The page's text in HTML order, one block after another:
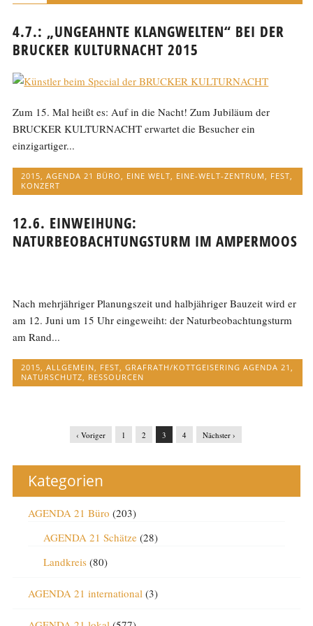
4.7.: „UNGEAHNTE KLANGWELTEN“ BEI DER
BRUCKER KULTURNACHT 2015
Zum 15. Mal heißt es: Auf in die Nacht! Zum Jubiläum der
BRUCKER KULTURNACHT erwartet die Besucher ein
einzigartiger...
2015,AGENDA 21 BÜRO, EINE WELT, EINE-WELT-ZENTRUM, FEST,
KONZERT
12.6. EINWEIHUNG:
NATURBEOBACHTUNGSTURM IM AMPERMOOS
Nach mehrjähriger Planungszeit und halbjähriger Bauzeit wird er
am 12. Juni um 15 Uhr eingeweiht: der Naturbeobachtungsturm
am Rand...
2015 ,ALLGEMEIN FEST ,GRAFRATH/KOTTGEISERING AGENDA 21
NATURSCHUTZ
RESSOURCEN
‹ Voriger 1 2 3 4 Nächster ›
Kategorien
AGENDA 21 Büro (203)
AGENDA 21 Schätze(28)
Landkreis(80)
AGENDA 21 international(3)